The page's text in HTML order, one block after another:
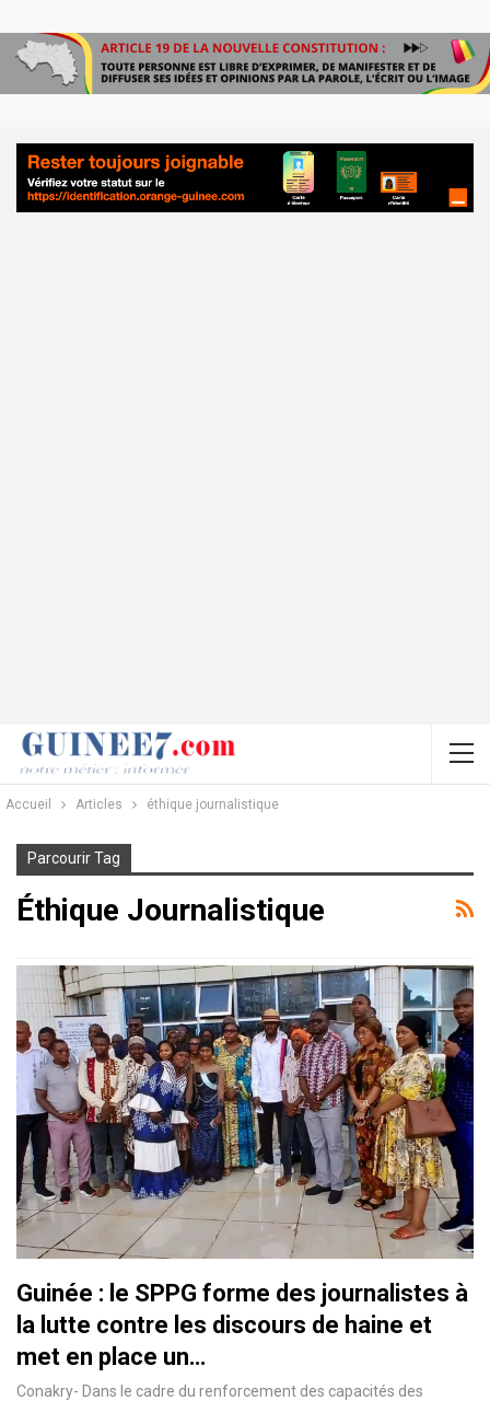
Accueil Articles éthique journalistique
Parcourir Tag
Éthique Journalistique
Guinée : le SPPG forme des journalistes à
la lutte contre les discours de haine et
met en place un…
Conakry- Dans le cadre du renforcement des capacités des